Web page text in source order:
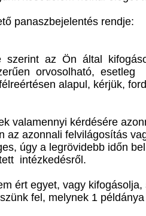
panaszbejelentés rendje:
szerint az Ön által
orvosolható, esetleg
alapul, kérjük,
valamennyi kérdésére
az azonnali felvilágosítás
úgy a legrövidebb időn
intézkedésről.
ért egyet, vagy kifogásolja,
fel, melynek 1